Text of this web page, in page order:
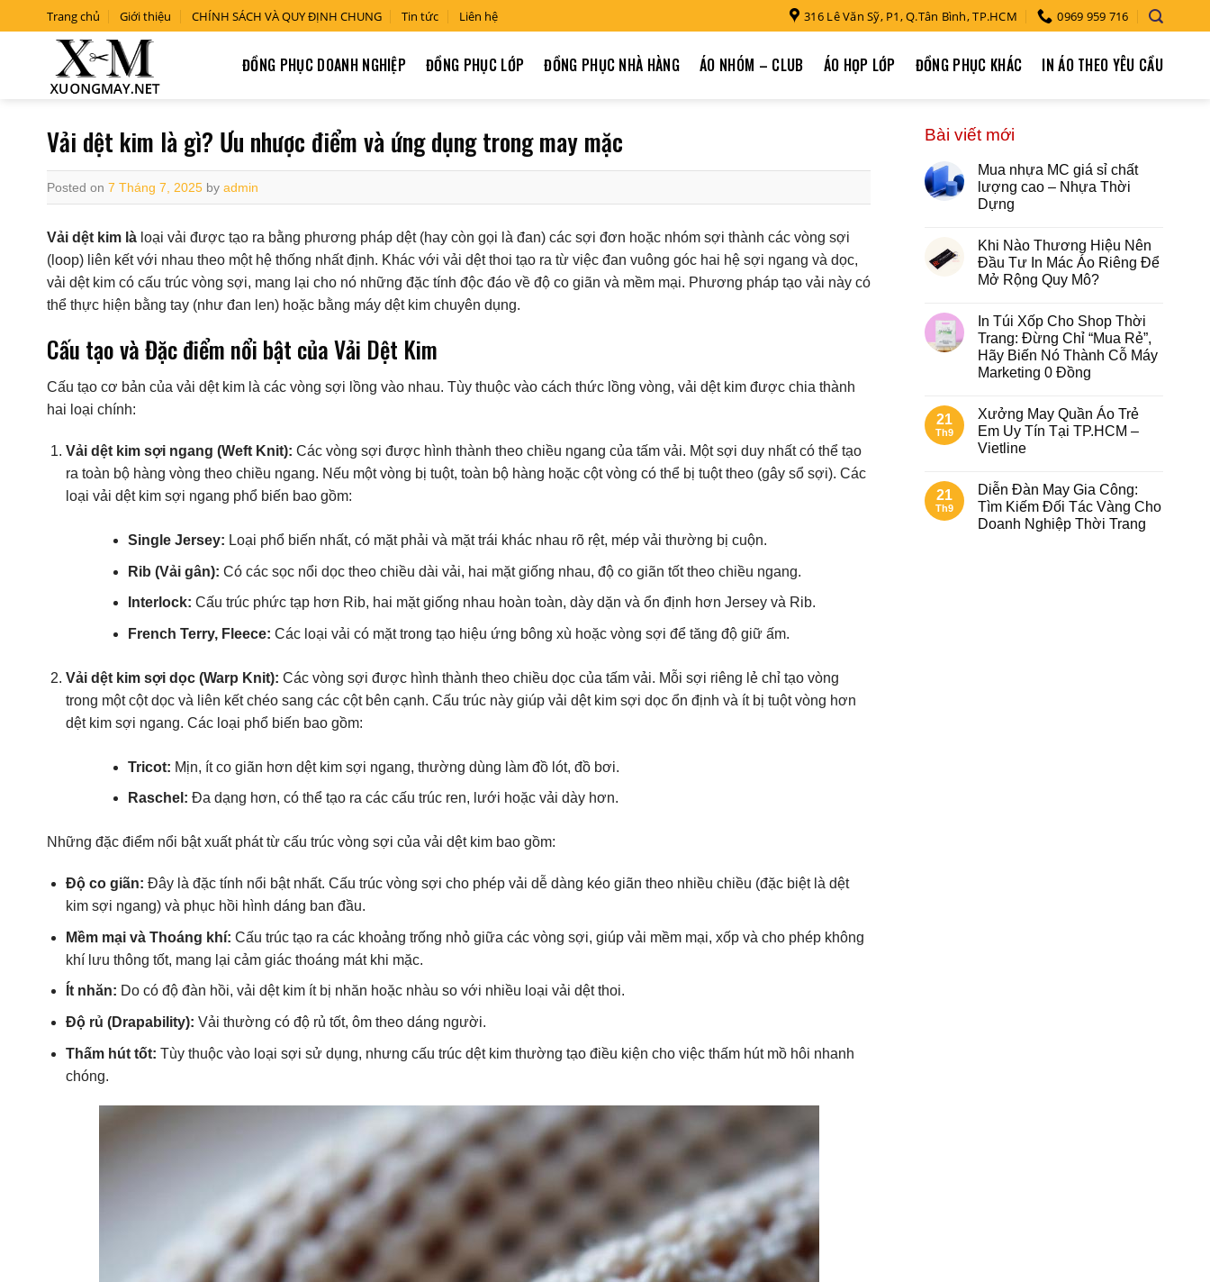
to
Trang chủ Giới thiệu CHÍNH SÁCH VÀ QUY ĐỊNH CHUNG Tin tức Liên hệ 316 Lê Văn Sỹ, P1, Q.Tân Bình, TP.HCM 0969 959 716
ĐỒNG PHỤC DOANH NGHIỆP ĐỒNG PHỤC LỚP ĐỒNG PHỤC NHÀ HÀNG ÁO NHÓM – CLUB ÁO HỌP LỚP ĐỒNG PHỤC KHÁC IN ÁO THEO YÊU CẦU
Vải dệt kim là gì? Ưu nhược điểm và ứng dụng trong may mặc
Posted on 7 Tháng 7, 2025 by admin
Vải dệt kim là loại vải được tạo ra bằng phương pháp dệt (hay còn gọi là đan) các sợi đơn hoặc nhóm sợi thành các vòng sợi
(loop) liên kết với nhau theo một hệ thống nhất định. Khác với vải dệt thoi tạo ra từ việc đan vuông góc hai hệ sợi ngang và dọc,
vải dệt kim có cấu trúc vòng sợi, mang lại cho nó những đặc tính độc đáo về độ co giãn và mềm mại. Phương pháp tạo vải này có
thể thực hiện bằng tay (như đan len) hoặc bằng máy dệt kim chuyên dụng.
Cấu tạo và Đặc điểm nổi bật của Vải Dệt Kim
Cấu tạo cơ bản của vải dệt kim là các vòng sợi lồng vào nhau. Tùy thuộc vào cách thức lồng vòng, vải dệt kim được chia thành
hai loại chính:
Vải dệt kim sợi ngang (Weft Knit): Các vòng sợi được hình thành theo chiều ngang của tấm vải. Một sợi duy nhất có thể tạo
ra toàn bộ hàng vòng theo chiều ngang. Nếu một vòng bị tuột, toàn bộ hàng hoặc cột vòng có thể bị tuột theo (gây sổ sợi). Các
loại vải dệt kim sợi ngang phổ biến bao gồm:
Single Jersey: Loại phổ biến nhất, có mặt phải và mặt trái khác nhau rõ rệt, mép vải thường bị cuộn.
Rib (Vải gân): Có các sọc nổi dọc theo chiều dài vải, hai mặt giống nhau, độ co giãn tốt theo chiều ngang.
Interlock: Cấu trúc phức tạp hơn Rib, hai mặt giống nhau hoàn toàn, dày dặn và ổn định hơn Jersey và Rib.
French Terry, Fleece: Các loại vải có mặt trong tạo hiệu ứng bông xù hoặc vòng sợi để tăng độ giữ ấm.
Vải dệt kim sợi dọc (Warp Knit): Các vòng sợi được hình thành theo chiều dọc của tấm vải. Mỗi sợi riêng lẻ chỉ tạo vòng
trong một cột dọc và liên kết chéo sang các cột bên cạnh. Cấu trúc này giúp vải dệt kim sợi dọc ổn định và ít bị tuột vòng hơn
dệt kim sợi ngang. Các loại phổ biến bao gồm:
Tricot: Mịn, ít co giãn hơn dệt kim sợi ngang, thường dùng làm đồ lót, đồ bơi.
Raschel: Đa dạng hơn, có thể tạo ra các cấu trúc ren, lưới hoặc vải dày hơn.
Những đặc điểm nổi bật xuất phát từ cấu trúc vòng sợi của vải dệt kim bao gồm:
Độ co giãn: Đây là đặc tính nổi bật nhất. Cấu trúc vòng sợi cho phép vải dễ dàng kéo giãn theo nhiều chiều (đặc biệt là dệt
kim sợi ngang) và phục hồi hình dáng ban đầu.
Mềm mại và Thoáng khí: Cấu trúc tạo ra các khoảng trống nhỏ giữa các vòng sợi, giúp vải mềm mại, xốp và cho phép không
khí lưu thông tốt, mang lại cảm giác thoáng mát khi mặc.
Ít nhăn: Do có độ đàn hồi, vải dệt kim ít bị nhăn hoặc nhàu so với nhiều loại vải dệt thoi.
Độ rủ (Drapability): Vải thường có độ rủ tốt, ôm theo dáng người.
Thấm hút tốt: Tùy thuộc vào loại sợi sử dụng, nhưng cấu trúc dệt kim thường tạo điều kiện cho việc thấm hút mồ hôi nhanh
chóng.
Bài viết mới
Mua nhựa MC giá sỉ chất
lượng cao – Nhựa Thời
Dựng
Khi Nào Thương Hiệu Nên
Đầu Tư In Mác Áo Riêng Để
Mở Rộng Quy Mô?
In Túi Xốp Cho Shop Thời
Trang: Đừng Chỉ “Mua Rẻ”,
Hãy Biến Nó Thành Cỗ Máy
Marketing 0 Đồng
21
Th9
Xưởng May Quần Áo Trẻ
Em Uy Tín Tại TP.HCM –
Vietline
21
Th9
Diễn Đàn May Gia Công:
Tìm Kiếm Đối Tác Vàng Cho
Doanh Nghiệp Thời Trang